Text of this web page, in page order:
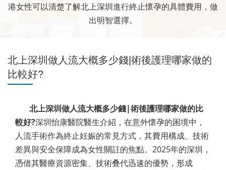
港女性可以清楚了解北上深圳進行終止懷孕的具體費用，做
出明智選擇。
北上深圳做人流大概多少錢|術後護理哪家做的
比較好?
北上深圳做人流大概多少錢|術後護理哪家做的比
較好?深圳怡康醫院醫生介紹，在意外懷孕的困境中，
人流手術作為終止妊娠的常見方式，其費用構成、技術
差異與安全保障成為女性關註的焦點。2025年的深圳，
憑借其醫療資源密集、技術叠代迅速的優勢，形成